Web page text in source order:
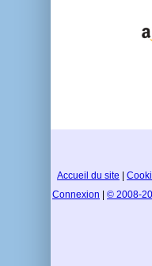
Accueil du site
Connexion
© 2008-